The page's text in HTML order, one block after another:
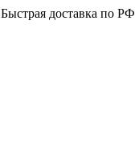
Быстрая доставка по РФ